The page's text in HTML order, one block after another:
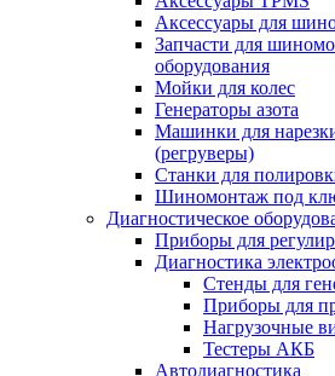
Аксессуары для
Запчасти для
оборудования
Мойки для колес
Генераторы азота
Машинки для
(регруверы)
Станки для
Шиномонтаж под
Диагностическое
Приборы для
Диагностика
Стенды для
Приборы для
Нагрузочные
Тестеры АКБ
Автодиагностика